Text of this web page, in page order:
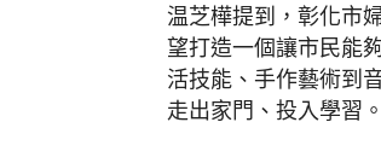
温芝樺提到，彰化市
望打造一個讓市民能
活技能、手作藝術到
走出家門、投入學習。